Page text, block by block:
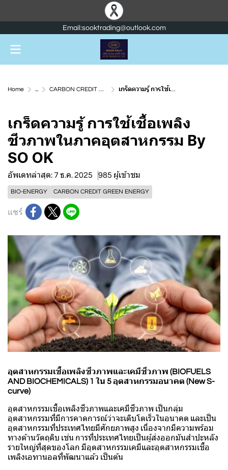
Email:sooktrading@outlook.com
Home ... CARBON CREDIT GREEN ENERGY เกร็ดความรู้ การใช้เชื้อเพลิงชีวภาพในภาคอุตสาหกรรม By SO OK
เกร็ดความรู้ การใช้เชื้อเพลิง
ชีวภาพในภาคอุตสาหกรรม By
SO OK
อัพเดทล่าสุด: 7 ธ.ค. 2025 985 ผู้เข้าชม
BIO-ENERGY CARBON CREDIT GREEN ENERGY
แชร์
อุตสาหกรรมเชื้อเพลิงชีวภาพและเคมีชีวภาพ (BIOFUELS
AND BIOCHEMICALS) 1 ใน 5 อุตสาหกรรมอนาคต (New S-
curve)
อุตสาหกรรมเชื้อเพลิงชีวภาพและเคมีชีวภาพ เป็นกลุ่ม
อุตสาหกรรมที่มีการคาดการณ์ว่าจะเติบโตเร็วในอนาคต และเป็น
อุตสาหกรรมที่ประเทศไทยมีศักยภาพสูง เนื่องจากมีความพร้อม
ทางด้านวัตถุดิบ เช่น การที่ประเทศไทยเป็นผู้ส่งออกมันสำปะหลัง
รายใหญ่ที่สุดของโลก มีอุตสาหกรรมเคมีและอุตสาหกรรมเชื้อ
เพลิงเอทานอลที่พัฒนาแล้ว เป็นต้น